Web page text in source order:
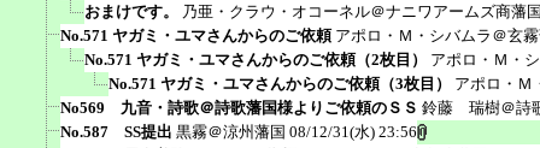
おまけです。
乃亜・クラウ・オコーネル＠ナニワアームズ商藩
No.571 ヤガミ・ユマさんからのご依頼 アポロ・Ｍ・シバムラ＠玄
No.571 ヤガミ・ユマさんからのご依頼（2枚目）
アポロ・Ｍ・
No.571 ヤガミ・ユマさんからのご依頼（3枚目）
アポロ・Ｍ
No569 九音・詩歌＠詩歌藩国様よりご依頼のＳＳ 鈴藤 瑞樹＠詩
No.587 SS提出 黒霧＠涼州藩国 08/12/31(水) 23:56